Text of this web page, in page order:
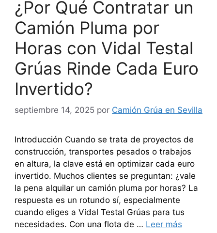
¿Por Qué Contratar un
Camión Pluma por
Horas con Vidal Testal
Grúas Rinde Cada Euro
Invertido?
septiembre 14, 2025 por Camión Grúa en Sevilla
Introducción Cuando se trata de proyectos de
construcción, transportes pesados o trabajos
en altura, la clave está en optimizar cada euro
invertido. Muchos clientes se preguntan: ¿vale
la pena alquilar un camión pluma por horas? La
respuesta es un rotundo sí, especialmente
cuando eliges a Vidal Testal Grúas para tus
necesidades. Con una flota de … Leer más